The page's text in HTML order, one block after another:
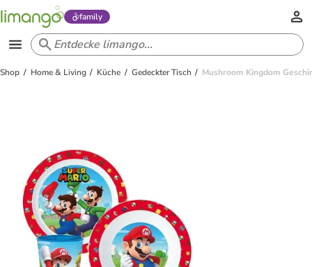
family
Shop Home & Living Küche Gedeckter Tisch Mushroom Kingdom